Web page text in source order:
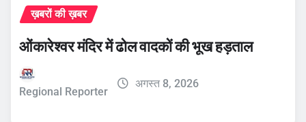
ख़बरों की ख़बर
ओंकारेश्वर मंदिर में ढोल वादकों की भूख हड़ताल
Regional Reporter
अगस्त 8, 2026